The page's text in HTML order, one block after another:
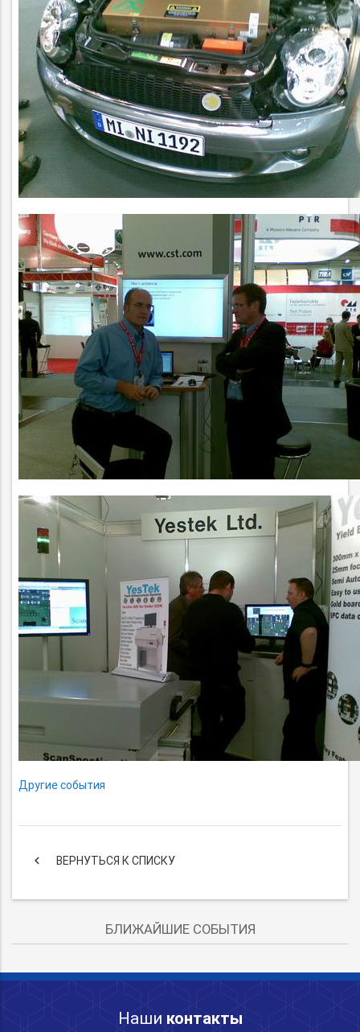
Другие события
keyboard_arrow_left ВЕРНУТЬСЯ К СПИСКУ
БЛИЖАЙШИЕ СОБЫТИЯ
Наши контакты